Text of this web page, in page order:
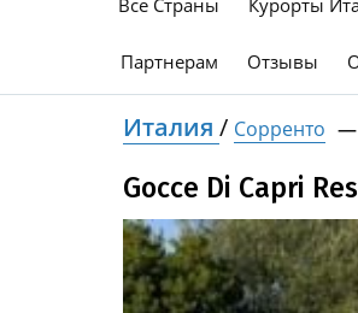
Все Страны Курорты
Партнерам Отзывы
Италия / Сорренто
Gocce Di Capri